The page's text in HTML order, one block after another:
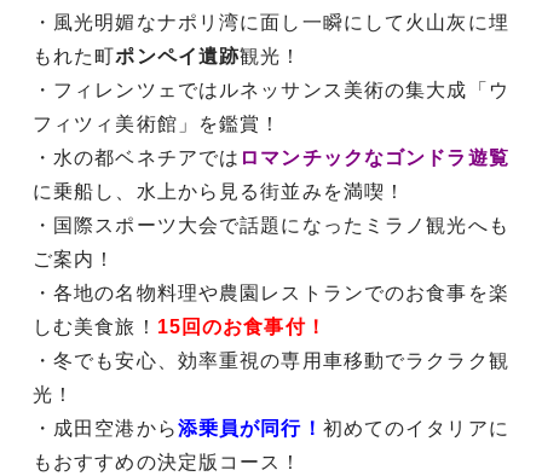
・風光明媚なナポリ湾に面し一瞬にして火山灰に埋
もれた町ポンペイ遺跡観光！
・フィレンツェではルネッサンス美術の集大成「ウ
フィツィ美術館」を鑑賞！
・水の都ベネチアでは ロマンチックなゴンドラ遊覧
に乗船し、水上から見る街並みを満喫！
・国際スポーツ大会で話題になったミラノ観光へも
ご案内！
・各地の名物料理や農園レストランでのお食事を楽
しむ美食旅！ 15回のお食事付！
・冬でも安心、効率重視の専用車移動でラクラク観
光！
・成田空港から添乗員が同行！ 初めてのイタリアに
もおすすめの決定版コース！